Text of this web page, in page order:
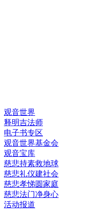
观音世界
释明吉法师
电子书专区
观音世界基金会
观音宝库
慈悲持素救地球
慈悲礼仪建社会
慈悲孝悌圆家庭
慈悲法门净身心
活动报道